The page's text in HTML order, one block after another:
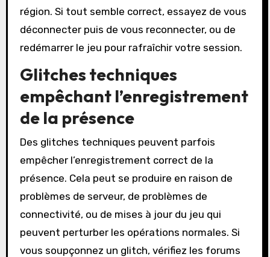
région. Si tout semble correct, essayez de vous
déconnecter puis de vous reconnecter, ou de
redémarrer le jeu pour rafraîchir votre session.
Glitches techniques
empêchant l’enregistrement
de la présence
Des glitches techniques peuvent parfois
empêcher l’enregistrement correct de la
présence. Cela peut se produire en raison de
problèmes de serveur, de problèmes de
connectivité, ou de mises à jour du jeu qui
peuvent perturber les opérations normales. Si
vous soupçonnez un glitch, vérifiez les forums